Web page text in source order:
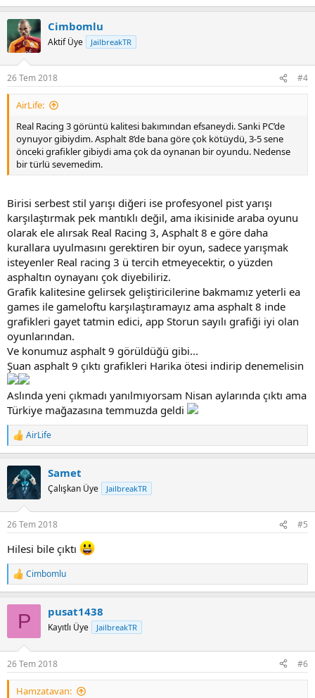
e
t
i
s
:
Cimbomlu
Aktif Üye JailbreakTR
26 Tem 2018 #4
AirLife:
Real Racing 3 görüntü kalitesi bakımından efsaneydi. Sanki PC’de
oynuyor gibiydim. Asphalt 8’de bana göre çok kötüydü, 3-5 sene
önceki grafikler gibiydi ama çok da oynanan bir oyundu. Nedense
bir türlü sevemedim.
Birisi serbest stil yarışı diğeri ise profesyonel pist yarışı
karşılaştırmak pek mantıklı değil, ama ikisinide araba oyunu
olarak ele alırsak Real Racing 3, Asphalt 8 e göre daha
kurallara uyulmasını gerektiren bir oyun, sadece yarışmak
isteyenler Real racing 3 ü tercih etmeyecektir, o yüzden
asphaltın oynayanı çok diyebiliriz.
Grafik kalitesine gelirsek geliştiricilerine bakmamız yeterli ea
games ile gameloftu karşılaştıramayız ama asphalt 8 inde
grafikleri gayet tatmin edici, app Storun sayılı grafiği iyi olan
oyunlarından.
Ve konumuz asphalt 9 görüldüğü gibi...
Şuan asphalt 9 çıktı grafikleri Harika ötesi indirip denemelisin
Aslında yeni çıkmadı yanılmıyorsam Nisan aylarında çıktı ama
Türkiye mağazasına temmuzda geldi
R
e
t
i
s
AirLife
Samet
Çalışkan Üye JailbreakTR
26 Tem 2018 #5
Hilesi bile çıktı
R
e
s
:
Cimbomlu
P pusat1438
Kayıtlı Üye JailbreakTR
26 Tem 2018 #6
Hamzatavan: